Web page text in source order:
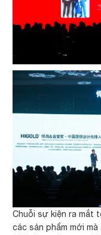
Chuỗi sự kiện ra mắt
các sản phẩm mới